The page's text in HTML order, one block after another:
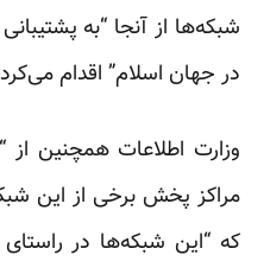
شبکه‌ها از آنجا “به
در جهان اسلام” اقدام
وزارت اطلاعات همچنین از
مراکز پخش برخی از این
که “این شبکه‌ها در